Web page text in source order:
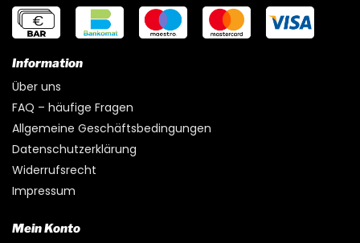
Information
Über uns
FAQ – häufige Fragen
Allgemeine Geschäftsbedingungen
Datenschutzerklärung
Widerrufsrecht
Impressum
Mein Konto